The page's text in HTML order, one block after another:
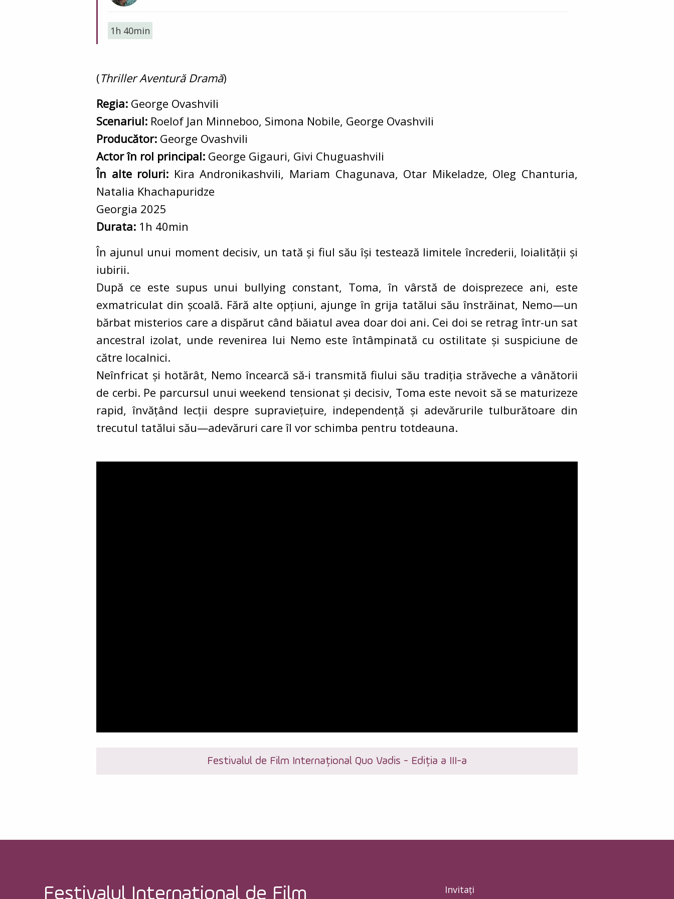
1h 40min
(Thriller Aventură Dramă)
Regia: George Ovashvili
Scenariul: Roelof Jan Minneboo, Simona Nobile, George Ovashvili
Producător: George Ovashvili
Actor în rol principal: George Gigauri, Givi Chuguashvili
În alte roluri: Kira Andronikashvili, Mariam Chagunava, Otar Mikeladze, Oleg Chanturia,
Natalia Khachapuridze
Georgia 2025
Durata: 1h 40min
În ajunul unui moment decisiv, un tată și fiul său își testează limitele încrederii, loialității și
iubirii.
După ce este supus unui bullying constant, Toma, în vârstă de doisprezece ani, este
exmatriculat din școală. Fără alte opțiuni, ajunge în grija tatălui său înstrăinat, Nemo—un
bărbat misterios care a dispărut când băiatul avea doar doi ani. Cei doi se retrag într-un sat
ancestral izolat, unde revenirea lui Nemo este întâmpinată cu ostilitate și suspiciune de
către localnici.
Neînfricat și hotărât, Nemo încearcă să-i transmită fiului său tradiția străveche a vânătorii
de cerbi. Pe parcursul unui weekend tensionat și decisiv, Toma este nevoit să se maturizeze
rapid, învățând lecții despre supraviețuire, independență și adevărurile tulburătoare din
trecutul tatălui său—adevăruri care îl vor schimba pentru totdeauna.
Festivalul de Film Internațional Quo Vadis - Ediția a III-a
Festivalul Internațional de Film Invitați